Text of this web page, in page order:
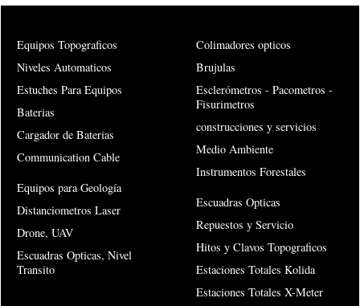
Equipos Topograficos
Niveles Automaticos
Estuches Para Equipos
Baterias
Cargador de Baterias
Communication Cable
Colimadores opticos
Brujulas
Esclerómetros - Pacometros -
Fisurimetros
construcciones y servicios
Medio Ambiente
Instrumentos Forestales
Equipos para Geología
Distanciometros Laser
Drone, UAV
Escuadras Opticas, Nivel
Transito
Escuadras Opticas
Repuestos y Servicio
Hitos y Clavos Topograficos
Estaciones Totales Kolida
Estaciones Totales X-Meter